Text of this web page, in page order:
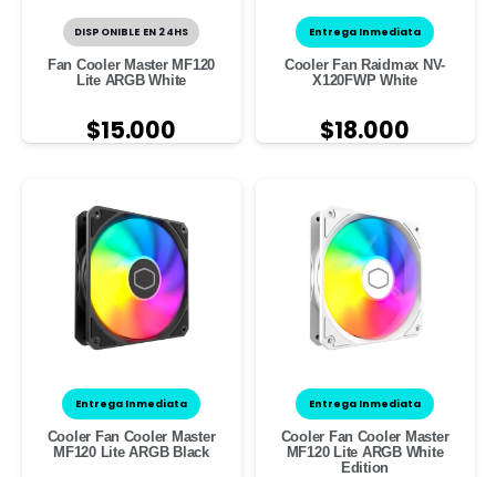
DISPONIBLE EN 24HS
Fan Cooler Master MF120
Lite ARGB White
$15.000
Entrega Inmediata
Cooler Fan Raidmax NV-
X120FWP White
$18.000
Entrega Inmediata
Cooler Fan Cooler Master
MF120 Lite ARGB Black
Entrega Inmediata
Cooler Fan Cooler Master
MF120 Lite ARGB White
Edition